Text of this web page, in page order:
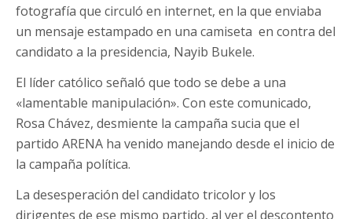
fotografía que circuló en internet, en la que enviaba
un mensaje estampado en una camiseta en contra del
candidato a la presidencia, Nayib Bukele.
El líder católico señaló que todo se debe a una
«lamentable manipulación». Con este comunicado,
Rosa Chávez, desmiente la campaña sucia que el
partido ARENA ha venido manejando desde el inicio de
la campaña política.
La desesperación del candidato tricolor y los
dirigentes de ese mismo partido, al ver el descontento